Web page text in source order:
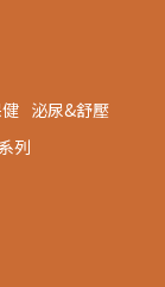
泌尿&舒壓
列